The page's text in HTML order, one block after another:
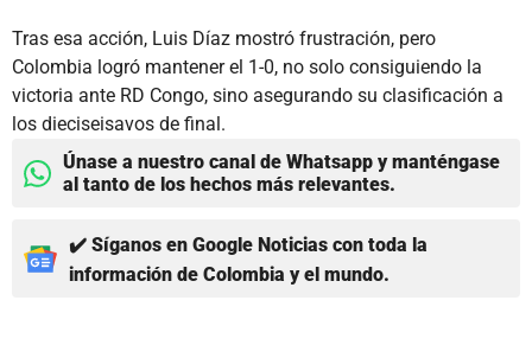
Tras esa acción, Luis Díaz mostró frustración, pero
Colombia logró mantener el 1-0, no solo consiguiendo la
victoria ante RD Congo, sino asegurando su clasificación a
los dieciseisavos de final.
Únase a nuestro canal de Whatsapp y manténgase
al tanto de los hechos más relevantes.
✔️ Síganos en Google Noticias con toda la
información de Colombia y el mundo.